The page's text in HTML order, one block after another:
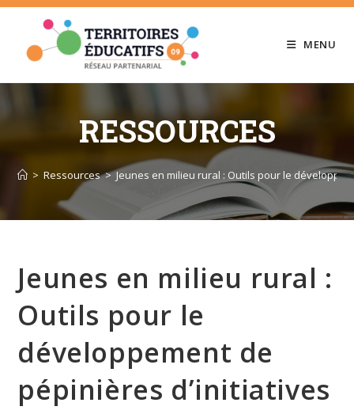
Skip
content
MENU
RESSOURCES
> Ressources > Jeunes en milieu rural : Outils pour le
Jeunes en milieu rural :
Outils pour le
développement de
pépinières d’initiatives